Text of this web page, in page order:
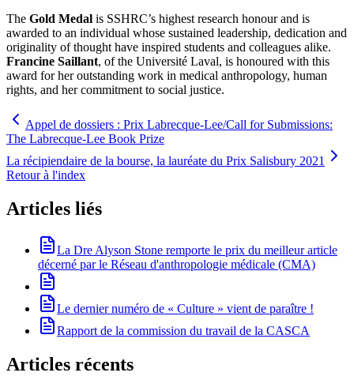
The Gold Medal is SSHRC’s highest research honour and is
awarded to an individual whose sustained leadership, dedication and
originality of thought have inspired students and colleagues alike.
Francine Saillant, of the Université Laval, is honoured with this
award for her outstanding work in medical anthropology, human
rights, and her commitment to social justice.
Appel de dossiers : Prix Labrecque-Lee/Call for Submissions:
The Labrecque-Lee Book Prize
La récipiendaire de la bourse, la lauréate du Prix Salisbury 2021
Retour à l'index
Articles liés
La Dre Alyson Stone remporte le prix du meilleur article
décerné par le Réseau d'anthropologie médicale (CMA)
Le dernier numéro de « Culture » vient de paraître !
Rapport de la commission du travail de la CASCA
Articles récents